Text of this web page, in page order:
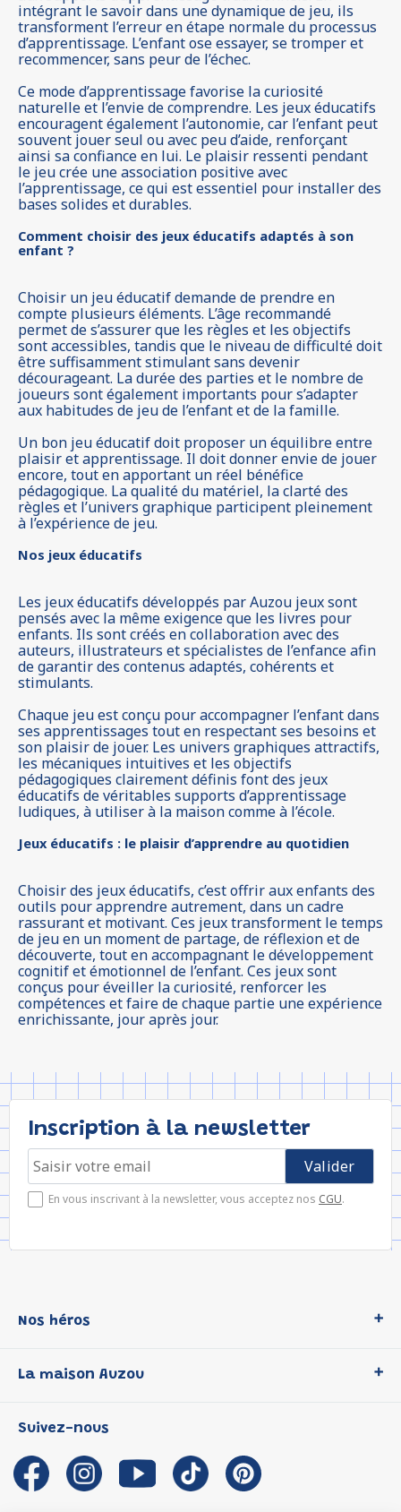
intégrant le savoir dans une dynamique de jeu, ils
transforment l’erreur en étape normale du processus
d’apprentissage. L’enfant ose essayer, se tromper et
recommencer, sans peur de l’échec.
Ce mode d’apprentissage favorise la curiosité
naturelle et l’envie de comprendre. Les jeux éducatifs
encouragent également l’autonomie, car l’enfant peut
souvent jouer seul ou avec peu d’aide, renforçant
ainsi sa confiance en lui. Le plaisir ressenti pendant
le jeu crée une association positive avec
l’apprentissage, ce qui est essentiel pour installer des
bases solides et durables.
Comment choisir des jeux éducatifs adaptés à son
enfant ?
Choisir un jeu éducatif demande de prendre en
compte plusieurs éléments. L’âge recommandé
permet de s’assurer que les règles et les objectifs
sont accessibles, tandis que le niveau de difficulté doit
être suffisamment stimulant sans devenir
décourageant. La durée des parties et le nombre de
joueurs sont également importants pour s’adapter
aux habitudes de jeu de l’enfant et de la famille.
Un bon jeu éducatif doit proposer un équilibre entre
plaisir et apprentissage. Il doit donner envie de jouer
encore, tout en apportant un réel bénéfice
pédagogique. La qualité du matériel, la clarté des
règles et l’univers graphique participent pleinement
à l’expérience de jeu.
Nos jeux éducatifs
Les jeux éducatifs développés par Auzou jeux sont
pensés avec la même exigence que les livres pour
enfants. Ils sont créés en collaboration avec des
auteurs, illustrateurs et spécialistes de l’enfance afin
de garantir des contenus adaptés, cohérents et
stimulants.
Chaque jeu est conçu pour accompagner l’enfant dans
ses apprentissages tout en respectant ses besoins et
son plaisir de jouer. Les univers graphiques attractifs,
les mécaniques intuitives et les objectifs
pédagogiques clairement définis font des jeux
éducatifs de véritables supports d’apprentissage
ludiques, à utiliser à la maison comme à l’école.
Jeux éducatifs : le plaisir d’apprendre au quotidien
Choisir des jeux éducatifs, c’est offrir aux enfants des
outils pour apprendre autrement, dans un cadre
rassurant et motivant. Ces jeux transforment le temps
de jeu en un moment de partage, de réflexion et de
découverte, tout en accompagnant le développement
cognitif et émotionnel de l’enfant. Ces jeux sont
conçus pour éveiller la curiosité, renforcer les
compétences et faire de chaque partie une expérience
enrichissante, jour après jour.
Inscription à la newsletter
En vous inscrivant à la newsletter, vous acceptez nos CGU.
Nos héros
P'tit Loup
Les Influenceuses
Migali
Petite Taupe
La maison Auzou
Notre histoire
Auzou s'engage
Auteurs et illustrateurs Auzou
Suivez-nous